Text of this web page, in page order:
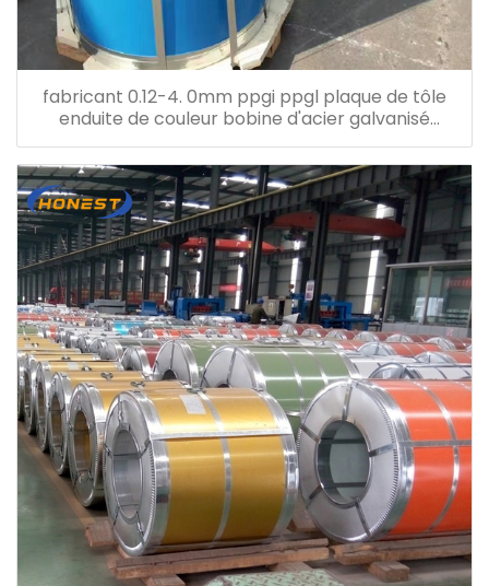
fabricant 0.12-4. 0mm ppgi ppgl plaque de tôle
enduite de couleur bobine d'acier galvanisé
prépeint ppgi